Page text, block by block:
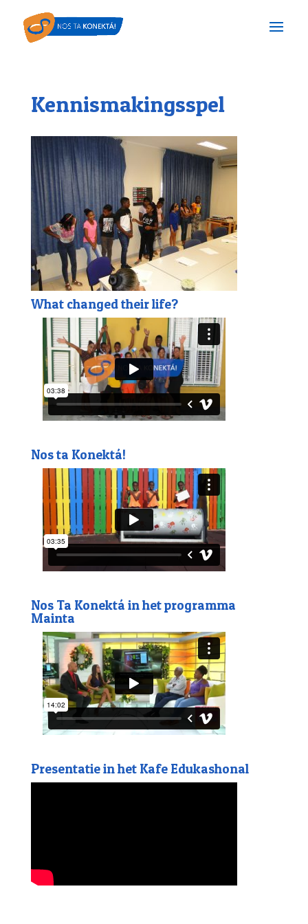
Kennismakingsspel
What changed their life?
Nos ta Konektá!
Nos Ta Konektá in het programma
Mainta
Presentatie in het Kafe Edukashonal